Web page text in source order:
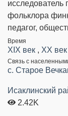
исследователь
фольклора
педагог,
Время
XIX век , XX век
Связь с
c. Старое
Исаклинский
2.42K